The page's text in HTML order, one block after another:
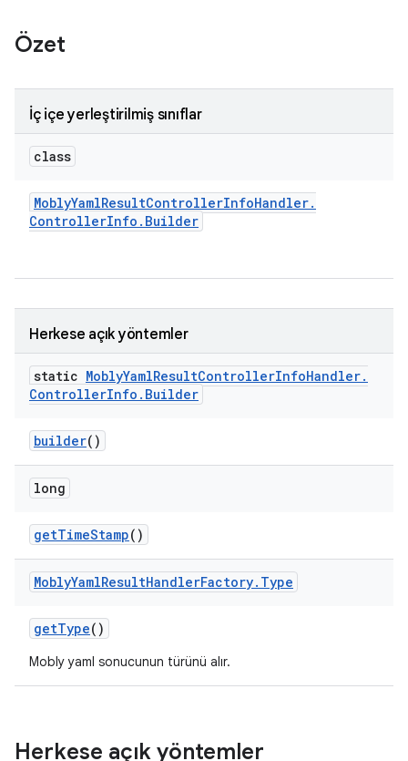
Özet
İç içe yerleştirilmiş sınıflar
class
MoblyYamlResultControllerInfoHandler.
ControllerInfo . Builder
Herkese açık yöntemler
static MoblyYamlResultControllerInfoHandler.
ControllerInfo . Builder
builder()
long
getTimeStamp()
MoblyYamlResultHandlerFactory. Type
getType()
Mobly yaml sonucunun türünü alır.
Herkese açık yöntemler